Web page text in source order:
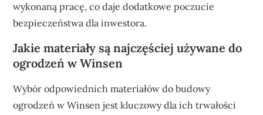
wykonaną pracę, co daje dodatkowe poczucie
bezpieczeństwa dla inwestora.
Jakie materiały są najczęściej używane do
ogrodzeń w Winsen
Wybór odpowiednich materiałów do budowy
ogrodzeń w Winsen jest kluczowy dla ich trwałości